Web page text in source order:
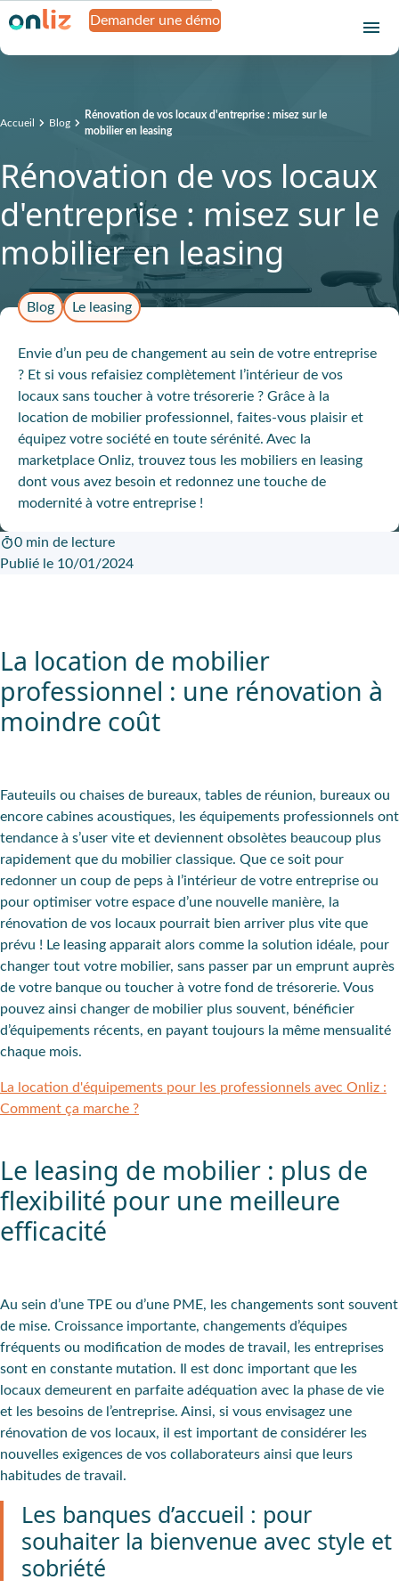
Demander une démo
Accueil Blog
Rénovation de vos locaux d'entreprise : misez sur le
mobilier en leasing
Rénovation de vos locaux
d'entreprise : misez sur le
mobilier en leasing
Blog Le leasing
Envie d’un peu de changement au sein de votre entreprise
? Et si vous refaisiez complètement l’intérieur de vos
locaux sans toucher à votre trésorerie ? Grâce à la
location de mobilier professionnel, faites-vous plaisir et
équipez votre société en toute sérénité. Avec la
marketplace Onliz, trouvez tous les mobiliers en leasing
dont vous avez besoin et redonnez une touche de
modernité à votre entreprise !
0 min de lecture
Publié le 10/01/2024
La location de mobilier
professionnel : une rénovation à
moindre coût
Fauteuils ou chaises de bureaux, tables de réunion, bureaux ou
encore cabines acoustiques, les équipements professionnels ont
tendance à s’user vite et deviennent obsolètes beaucoup plus
rapidement que du mobilier classique. Que ce soit pour
redonner un coup de peps à l’intérieur de votre entreprise ou
pour optimiser votre espace d’une nouvelle manière, la
rénovation de vos locaux pourrait bien arriver plus vite que
prévu ! Le leasing apparait alors comme la solution idéale, pour
changer tout votre mobilier, sans passer par un emprunt auprès
de votre banque ou toucher à votre fond de trésorerie. Vous
pouvez ainsi changer de mobilier plus souvent, bénéficier
d’équipements récents, en payant toujours la même mensualité
chaque mois.
La location d'équipements pour les professionnels avec Onliz :
Comment ça marche ?
Le leasing de mobilier : plus de
flexibilité pour une meilleure
efficacité
Au sein d’une TPE ou d’une PME, les changements sont souvent
de mise. Croissance importante, changements d’équipes
fréquents ou modification de modes de travail, les entreprises
sont en constante mutation. Il est donc important que les
locaux demeurent en parfaite adéquation avec la phase de vie
et les besoins de l’entreprise. Ainsi, si vous envisagez une
rénovation de vos locaux, il est important de considérer les
nouvelles exigences de vos collaborateurs ainsi que leurs
habitudes de travail.
Les banques d’accueil : pour
souhaiter la bienvenue avec style et
sobriété